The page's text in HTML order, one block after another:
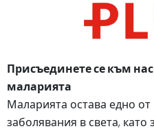
Присъединете се към
маларията
Маларията остава едно
заболявания в света,